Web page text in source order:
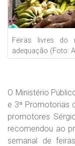
Feiras livres do
adequação (Foto:
O Ministério
e 3ª Promotorias
promotores
recomendou ao
semanal de